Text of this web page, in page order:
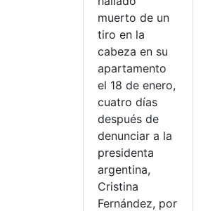
muerto de un
tiro en la
cabeza en su
apartamento
el 18 de enero,
cuatro días
después de
denunciar a la
presidenta
argentina,
Cristina
Fernández, por